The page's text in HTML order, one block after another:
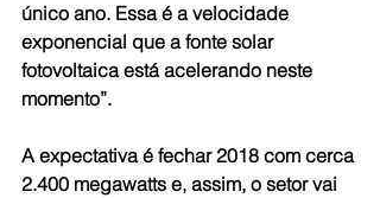
único ano. Essa é a velocidade
exponencial que a fonte solar
fotovoltaica está acelerando neste
momento”.
A expectativa é fechar 2018 com cerca
2.400 megawatts e, assim, o setor vai